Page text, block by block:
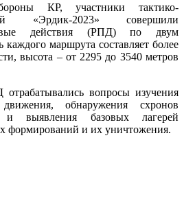
КР, участники тактико-
«Эрдик-2023» совершили
действия (РПД) по двум
маршрута составляет более
высота – от 2295 до 3540 метров
вопросы изучения
обнаружения схронов
и выявления базовых лагерей
формирований и их уничтожения.